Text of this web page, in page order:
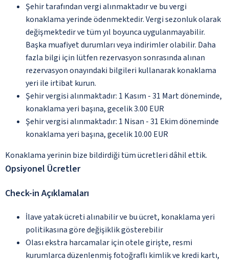
Şehir tarafından vergi alınmaktadır ve bu vergi
konaklama yerinde ödenmektedir. Vergi sezonluk olarak
değişmektedir ve tüm yıl boyunca uygulanmayabilir.
Başka muafiyet durumları veya indirimler olabilir. Daha
fazla bilgi için lütfen rezervasyon sonrasında alınan
rezervasyon onayındaki bilgileri kullanarak konaklama
yeri ile irtibat kurun.
Şehir vergisi alınmaktadır: 1 Kasım - 31 Mart döneminde,
konaklama yeri başına, gecelik 3.00 EUR
Şehir vergisi alınmaktadır: 1 Nisan - 31 Ekim döneminde
konaklama yeri başına, gecelik 10.00 EUR
Konaklama yerinin bize bildirdiği tüm ücretleri dâhil ettik.
Opsiyonel Ücretler
Check-in Açıklamaları
İlave yatak ücreti alınabilir ve bu ücret, konaklama yeri
politikasına göre değişiklik gösterebilir
Olası ekstra harcamalar için otele girişte, resmi
kurumlarca düzenlenmiş fotoğraflı kimlik ve kredi kartı,